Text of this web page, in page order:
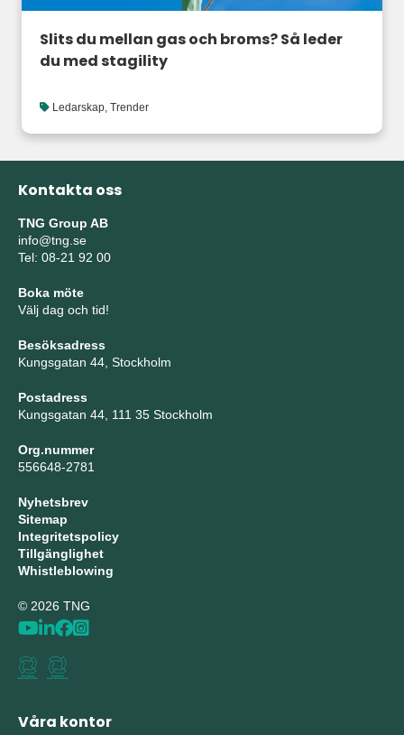
Slits du mellan gas och broms? Så leder
du med stagility
Ledarskap Trender
Kontakta oss
TNG Group AB
info@tng.se
Tel: 08-21 92 00
Boka möte
Välj dag och tid!
Besöksadress
Kungsgatan 44, Stockholm
Postadress
Kungsgatan 44, 111 35 Stockholm
Org.nummer
556648-2781
Nyhetsbrev
Sitemap
Integritetspolicy
Tillgänglighet
Whistleblowing
© 2026 TNG
Våra kontor